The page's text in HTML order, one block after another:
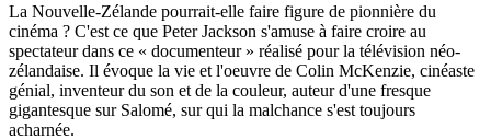
La Nouvelle-Zélande pourrait-elle faire figure de pionnière du
cinéma ? C'est ce que Peter Jackson s'amuse à faire croire au
spectateur dans ce « documenteur » réalisé pour la télévision néo-
zélandaise. Il évoque la vie et l'oeuvre de Colin McKenzie, cinéaste
génial, inventeur du son et de la couleur, auteur d'une fresque
gigantesque sur Salomé, sur qui la malchance s'est toujours
acharnée.